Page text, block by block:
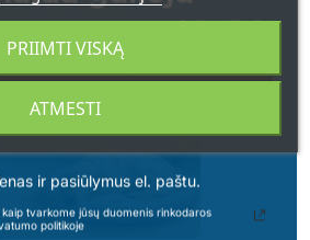
ATMESTI
PRIIMTI VISKĄnuo 49 € !
ir pasiūlymus el. paštu.
tvarkome jūsų duomenis rinkodaros
politikoje